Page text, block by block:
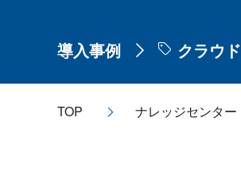
導入事例 クラウド
TOP ナレッジセンター